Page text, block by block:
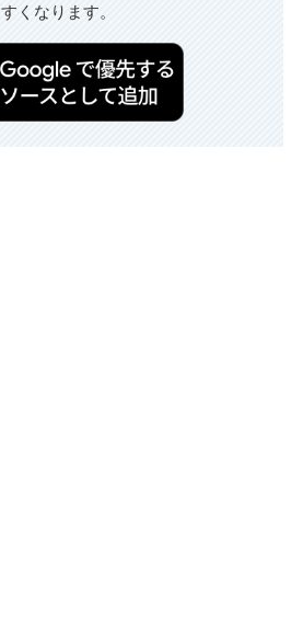
すくなります。